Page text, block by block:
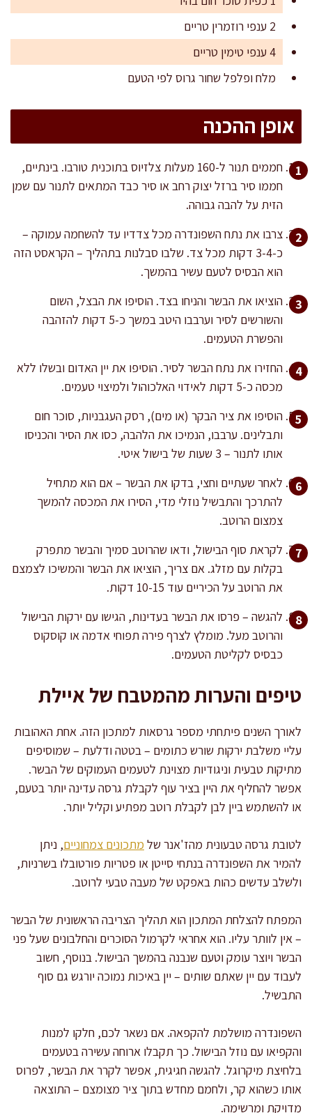
2 ענפי רוזמרין טריים
4 ענפי טימין טריים
מלח ופלפל שחור גרוס לפי הטעם
אופן ההכנה
חממים תנור ל-160 מעלות צלזיוס בתוכנית טורבו. בינתיים,
חממו סיר ברזל יצוק רחב או סיר כבד המתאים לתנור עם שמן
הזית על להבה גבוהה.
צרבו את נתח השפונדרה מכל צדדיו עד להשחמה עמוקה –
כ-3-4 דקות מכל צד. שלבו סבלנות בתהליך – הקראסט הזה
הוא הבסיס לטעם עשיר בהמשך.
הוציאו את הבשר והניחו בצד. הוסיפו את הבצל, השום
והשורשים לסיר וערבבו היטב במשך כ-5 דקות להזהבה
והפשרת הטעמים.
החזירו את נתח הבשר לסיר. הוסיפו את יין האדום ובשלו ללא
מכסה כ-5 דקות לאידוי האלכוהול ולמיצוי טעמים.
הוסיפו את ציר הבקר (או מים), רסק העגבניות, סוכר חום
ותבלינים. ערבבו, הנמיכו את הלהבה, כסו את הסיר והכניסו
אותו לתנור – 3 שעות של בישול איטי.
לאחר שעתיים וחצי, בדקו את הבשר – אם הוא מתחיל
להתרכך והתבשיל נוזלי מדי, הסירו את המכסה להמשך
צמצום הרוטב.
לקראת סוף הבישול, ודאו שהרוטב סמיך והבשר מתפרק
בקלות עם מזלג. אם צריך, הוציאו את הבשר והמשיכו לצמצם
את הרוטב על הכיריים עוד 10-15 דקות.
להגשה – פרסו את הבשר בעדינות, הגישו עם ירקות הבישול
והרוטב מעל. מומלץ לצרף פירה תפוחי אדמה או קוסקוס
כבסיס לקליטת הטעמים.
טיפים והערות מהמטבח של איילת
לאורך השנים פיתחתי מספר גרסאות למתכון הזה. אחת האהובות
עליי משלבת ירקות שורש כתומים – בטטה ודלעת – שמוסיפים
מתיקות טבעית וניגודיות מצוינת לטעמים העמוקים של הבשר.
אפשר להחליף את היין בציר עוף לקבלת גרסה עדינה יותר בטעם,
או להשתמש ביין לבן לקבלת רוטב מפתיע וקליל יותר.
לטובת גרסה טבעונית מהז'אנר של מתכונים צמחוניים, ניתן
להמיר את השפונדרה בנתחי סייטן או פטריות פורטובלו בשרניות,
ולשלב עדשים כהות באפקט של מעבה טבעי לרוטב.
המפתח להצלחת המתכון הוא תהליך הצריבה הראשונית של הבשר
– אין לוותר עליו. הוא אחראי לקרמול הסוכרים והחלבונים שעל פני
הבשר ויוצר עומק וטעם שנבנה בהמשך הבישול. בנוסף, חשוב
לעבוד עם יין שאתם שותים – יין באיכות נמוכה יורגש גם סוף
התבשיל.
השפונדרה מושלמת להקפאה. אם נשאר לכם, חלקו למנות
והקפיאו עם נוזל הבישול. כך תקבלו ארוחה עשירה בטעמים
בלחיצת מיקרוגל. להגשה חגיגית, אפשר לקרר את הבשר, לפרוס
אותו כשהוא קר, ולחמם מחדש בתוך ציר מצומצם – התוצאה
מדויקת ומרשימה.